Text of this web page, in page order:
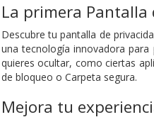
La primera
Descubre tu pantalla de
una tecnología innovadora
quieres ocultar, como ciertas
de bloqueo o Carpeta segura.
Mejora tu